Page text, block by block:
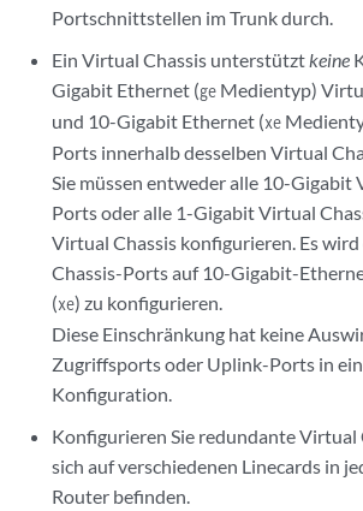
Portschnittstellen im Trunk durch.
Ein Virtual Chassis unterstütztkeine
Gigabit Ethernet (ge Medientyp)
und 10-Gigabit Ethernet (xe
Ports innerhalb desselben Virtual
Sie müssen entweder alle 10-Gigabit
Ports oder alle 1-Gigabit Virtual
Virtual Chassis konfigurieren. Es
Chassis-Ports auf 10-Gigabit-
(xe) zu konfigurieren.
Diese Einschränkung hat keine
Zugriffsports oder Uplink-Ports in
Konfiguration.
Konfigurieren Sie redundante Virtual
sich auf verschiedenen Linecards in
Router befinden.